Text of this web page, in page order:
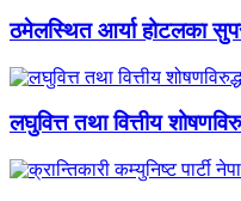
ठमेलस्थित आर्या होटलका
लघुवित्त तथा वित्तीय